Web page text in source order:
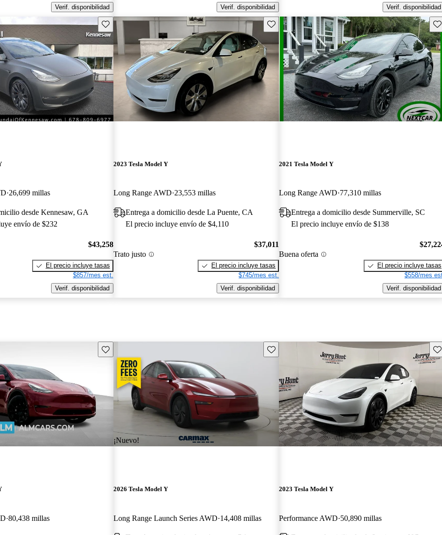
Verif. disponibilidad
Verif. disponibilidad
Verif. disponibilidad
Guarda este Aviso
26,699 millas
desde Kennesaw, GA
envío de $232
$43,258
El precio incluye tasas
$857/mes est.
Verif. disponibilidad
Guarda este Aviso
2023 Tesla Model Y
Long Range AWD 23,553 millas
Entrega a domicilio desde La Puente, CA
El precio incluye envío de $4,110
Trato justo
$37,011
El precio incluye tasas
$745/mes est.
Verif. disponibilidad
2021 Tesla Model Y
Long Range AWD 77,310 millas
Entrega a domicilio desde Summerville, SC
El precio incluye envío de $138
Buena oferta
El precio incluye tasas
$558/mes
Verif. disponibilidad
Guarda este Aviso
80,438 millas
¡Nuevo!
Guarda este Aviso
2026 Tesla Model Y
Long Range Launch Series AWD 14,408 millas
2023 Tesla Model Y
Performance AWD 50,890 millas